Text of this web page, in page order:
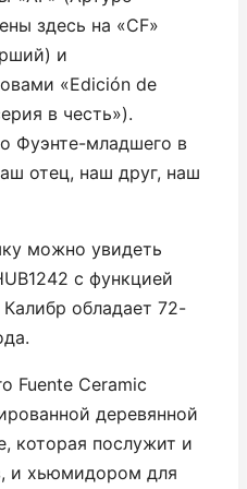
здесь на «CF»
и
«Edición de
в честь»).
Фуэнте-младшего в
отец, наш друг, наш
можно увидеть
с функцией
обладает 72-
Fuente Ceramic
деревянной
которая послужит и
и хьюмидором для